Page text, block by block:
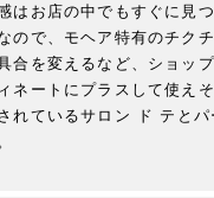
はお店の中でもすぐに見
ので、モヘア特有のチク
合を変えるなど、ショッ
ネートにプラスして使えそ
れているサロン ド テと